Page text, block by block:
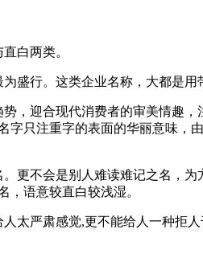
白两类。
盛行。这类企业名称，大都是
，迎合现代消费者的审美情趣
只注重字的表面的华丽意味
更不会是别人难读难记之名，
，语意较直白较浅湿。
太严肃感觉,更不能给人一种